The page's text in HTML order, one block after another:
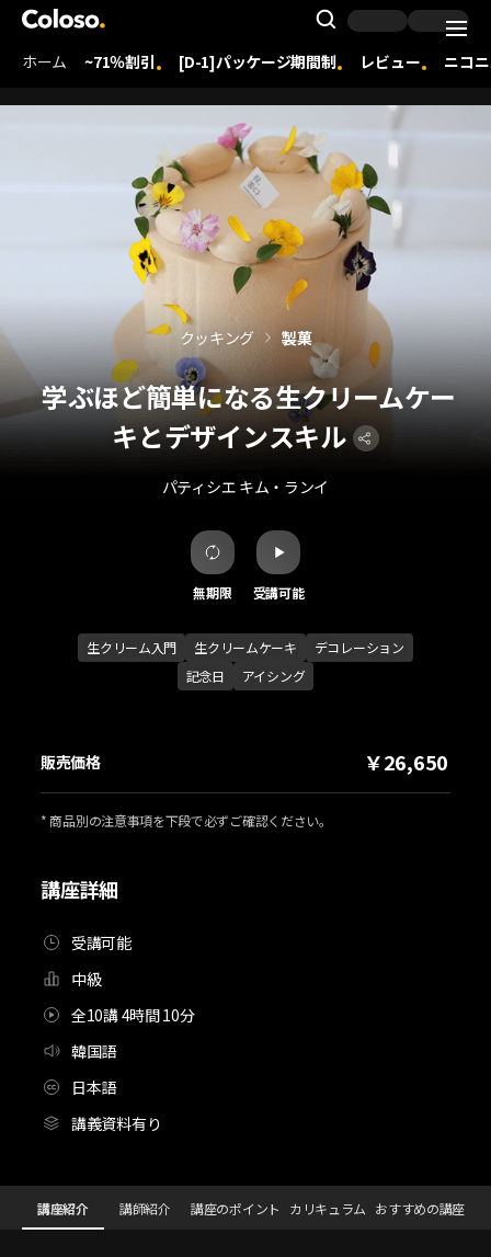
Coloso. | コロソ.
Search
Coloso Menu
ホーム ~71％割引 [D-1]パッケージ期間制 レビュー ニコ
学ぶほど簡単になる生クリームケー
キとデザインスキル
パティシエ キム・ランイ
クッキング 製菓
無期限 受講可能
生クリーム入門 生クリームケーキ
デコレーション
記念日
アイシング
講座詳細
受講可能
中級
全10講 4時間 10分
韓国語
日本語
講義資料有り
販売価格 ￥26,650
* 商品別の注意事項を下段で必ずご確認ください。
パティシエ,キム・ランイ_김란이Details
Configuration Information Shortcuts
講座紹介 講師紹介 講座のポイント カリキュラム おすすめの講座